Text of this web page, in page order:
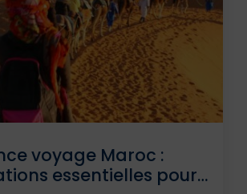
voyage Maroc :
essentielles pour